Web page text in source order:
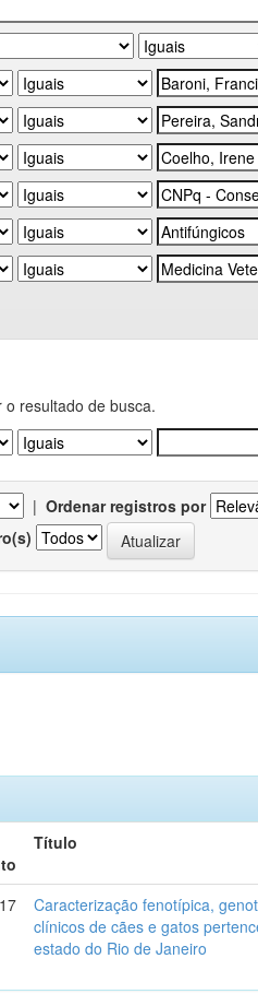
resultado de busca.
| Ordenar registros por
Título
Caracterização fenotípica,
clínicos de cães e gatos
estado do Rio de Janeiro